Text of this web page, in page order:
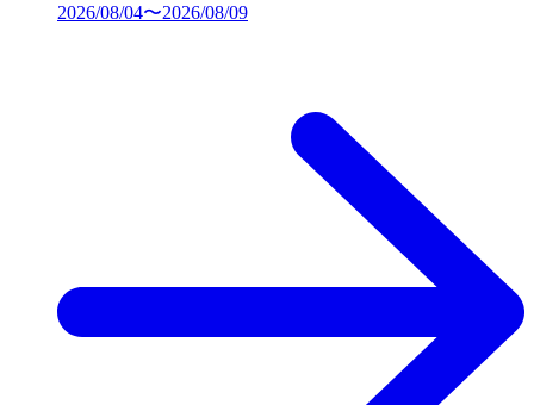
2026/08/04〜2026/08/09